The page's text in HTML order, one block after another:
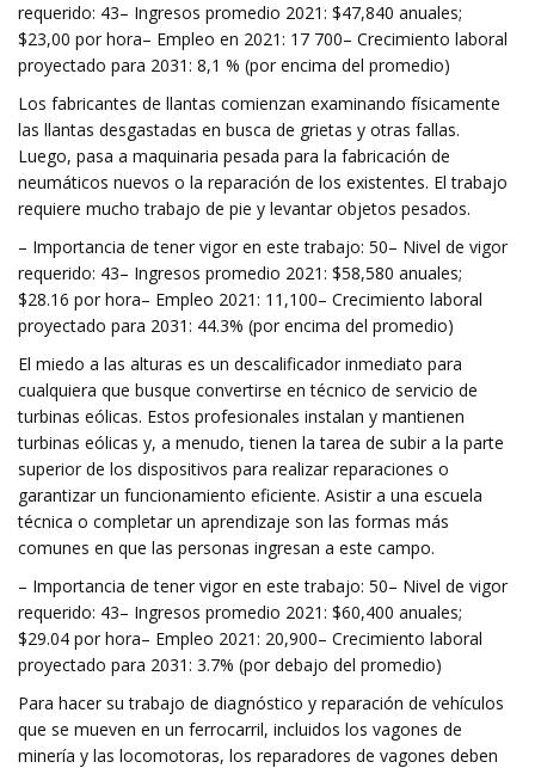
requerido: 43– Ingresos promedio 2021: $47,840 anuales;
$23,00 por hora– Empleo en 2021: 17 700– Crecimiento laboral
proyectado para 2031: 8,1 % (por encima del promedio)
Los fabricantes de llantas comienzan examinando físicamente
las llantas desgastadas en busca de grietas y otras fallas.
Luego, pasa a maquinaria pesada para la fabricación de
neumáticos nuevos o la reparación de los existentes. El trabajo
requiere mucho trabajo de pie y levantar objetos pesados.
– Importancia de tener vigor en este trabajo: 50– Nivel de vigor
requerido: 43– Ingresos promedio 2021: $58,580 anuales;
$28.16 por hora– Empleo 2021: 11,100– Crecimiento laboral
proyectado para 2031: 44.3% (por encima del promedio)
El miedo a las alturas es un descalificador inmediato para
cualquiera que busque convertirse en técnico de servicio de
turbinas eólicas. Estos profesionales instalan y mantienen
turbinas eólicas y, a menudo, tienen la tarea de subir a la parte
superior de los dispositivos para realizar reparaciones o
garantizar un funcionamiento eficiente. Asistir a una escuela
técnica o completar un aprendizaje son las formas más
comunes en que las personas ingresan a este campo.
– Importancia de tener vigor en este trabajo: 50– Nivel de vigor
requerido: 43– Ingresos promedio 2021: $60,400 anuales;
$29.04 por hora– Empleo 2021: 20,900– Crecimiento laboral
proyectado para 2031: 3.7% (por debajo del promedio)
Para hacer su trabajo de diagnóstico y reparación de vehículos
que se mueven en un ferrocarril, incluidos los vagones de
minería y las locomotoras, los reparadores de vagones deben